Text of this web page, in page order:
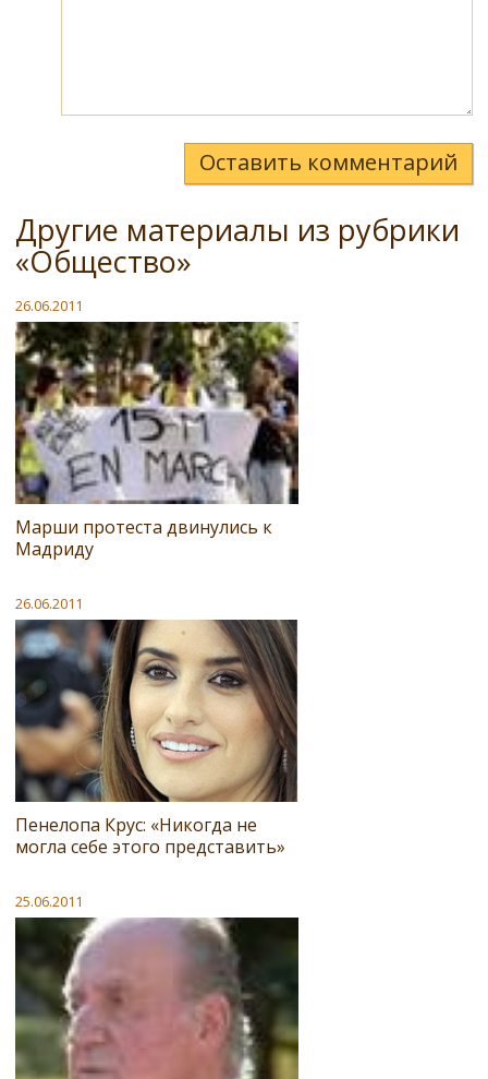
Оставить комментарий
Другие материалы из рубрики
«Общество»
26.06.2011
Марши протеста двинулись к
Мадриду
26.06.2011
Пенелопа Крус: «Никогда не
могла себе этого представить»
25.06.2011